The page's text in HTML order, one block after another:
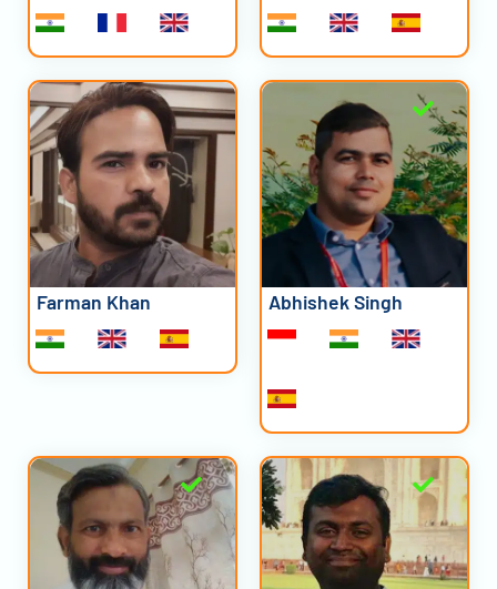
Farman Khan Abhishek Singh